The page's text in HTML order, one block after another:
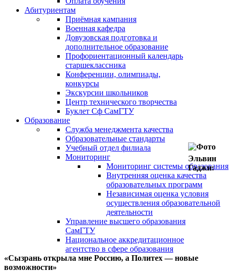
Абитуриентам
Приёмная кампания
Военная кафедра
Довузовская подготовка и
дополнительное образование
Профориентационный календарь
старшеклассника
Конференции, олимпиады,
конкурсы
Экскурсии школьников
Центр технического творчества
Буклет Сф СамГТУ
Образование
Служба менеджмента качества
Образовательные стандарты
Учебный отдел филиала
Мониторинг
Мониторинг системы образования
Внутренняя оценка качества
образовательных программ
Независимая оценка условия
осуществления образовательной
деятельности
Управление высшего образования
СамГТУ
Национальное аккредитационное
агентство в сфере образования
Эльвин
Гаджи:
«Сызрань открыла мне Россию, а Политех — новые
возможности»